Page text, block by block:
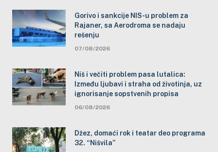
Gorivo i sankcije NIS-u problem za
Rajaner, sa Aerodroma se nadaju
rešenju
07/08/2026
Niš i večiti problem pasa lutalica:
Između ljubavi i straha od životinja, uz
ignorisanje sopstvenih propisa
06/08/2026
Džez, domaći rok i teatar deo programa
32. “Nišvila”